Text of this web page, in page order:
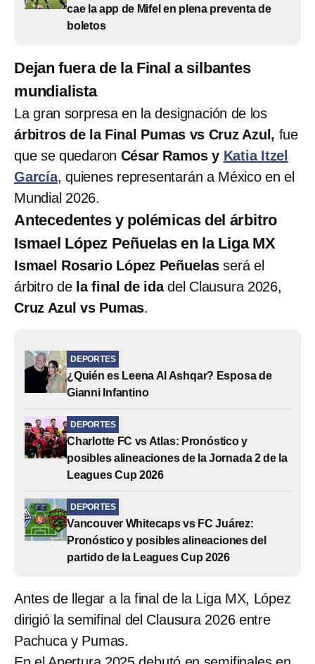
cae la app de Mifel en plena preventa de
boletos
Dejan fuera de la Final a silbantes
mundialista
​La gran sorpresa en la designación de los
árbitros de la Final Pumas vs Cruz Azul, fue
que se quedaron César Ramos y Katia Itzel
García, quienes representarán a México en el
Mundial 2026.
Antecedentes y polémicas del árbitro
Ismael López Peñuelas en la Liga MX
Ismael Rosario López Peñuelasserá el
árbitro dela final de idadel Clausura 2026,
Cruz Azul vs Pumas.
DEPORTES
¿Quién es Leena Al Ashqar? Esposa de
Gianni Infantino
DEPORTES
Charlotte FC vs Atlas: Pronóstico y
posibles alineaciones de la Jornada 2 de la
Leagues Cup 2026
DEPORTES
Vancouver Whitecaps vs FC Juárez:
Pronóstico y posibles alineaciones del
partido de la Leagues Cup 2026
Antes de llegar a la final de la Liga MX, López
dirigió la semifinal del Clausura 2026 entre
Pachuca y Pumas.